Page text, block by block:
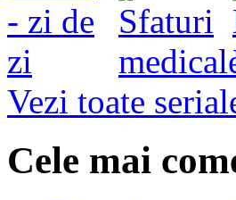
Vezi toate
Cele mai